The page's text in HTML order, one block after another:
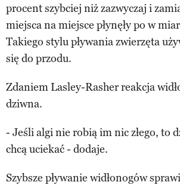
procent szybciej niż zazwyczaj i
miejsca na miejsce płynęły po w
Takiego stylu pływania zwierzęta
się do przodu.
Zdaniem Lasley-Rasher reakcja
dziwna.
- Jeśli algi nie robią im nic złego, to
chcą uciekać - dodaje.
Szybsze pływanie widłonogów